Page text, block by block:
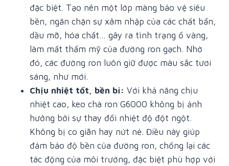
đặc biệt. Tạo nên một lớp màng bảo vệ siêu
bền, ngăn chặn sự xâm nhập của các chất bẩn,
dầu mỡ, hóa chất… gây ra tình trạng ố vàng,
làm mất thẩm mỹ của đường ron gạch. Nhờ
đó, các đường ron luôn giữ được màu sắc tươi
sáng, như mới.
Chịu nhiệt tốt, bền bỉ: Với khả năng chịu
nhiệt cao, keo chà ron G6000 không bị ảnh
hưởng bởi sự thay đổi nhiệt độ đột ngột.
Không bị co giãn hay nứt nẻ. Điều này giúp
đảm bảo độ bền của đường ron, chống lại các
tác động của môi trường, đặc biệt phù hợp với